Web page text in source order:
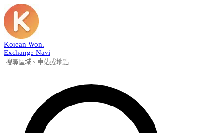
Korean Won.
Exchange Navi